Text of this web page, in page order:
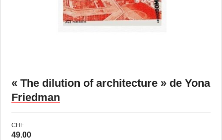
« The dilution of architecture » de Yona
Friedman
CHF
49.00